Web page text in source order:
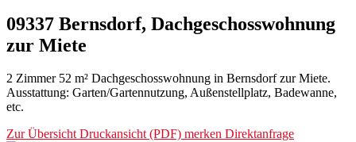
09337 Bernsdorf, Dachgeschosswohnung
zur Miete
2 Zimmer 52 m² Dachgeschosswohnung in Bernsdorf zur Miete.
Ausstattung: Garten/Gartennutzung, Außenstellplatz, Badewanne,
etc.
Zur ÜbersichtDruckansicht (PDF) merken Direktanfrage